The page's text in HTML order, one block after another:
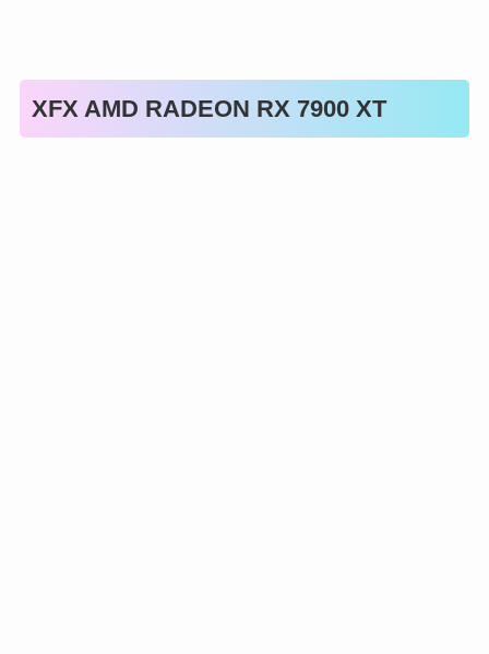
XFX AMD RADEON RX 7900 XT